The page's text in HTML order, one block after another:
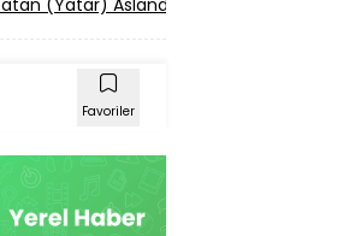
(Yatar) Aslandan (Kurttan),
Favoriler